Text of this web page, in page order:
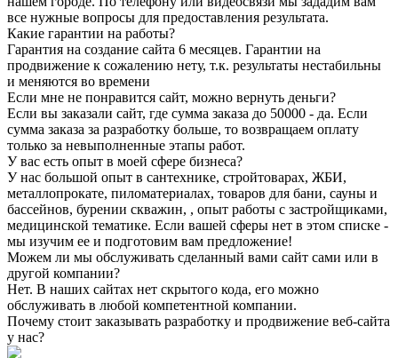
все нужные вопросы для предоставления результата.
Какие гарантии на работы?
Гарантия на создание сайта 6 месяцев. Гарантии на
продвижение к сожалению нету, т.к. результаты нестабильны
и меняются во времени
Если мне не понравится сайт, можно вернуть деньги?
Если вы заказали сайт, где сумма заказа до 50000 - да. Если
сумма заказа за разработку больше, то возвращаем оплату
только за невыполненные этапы работ.
У вас есть опыт в моей сфере бизнеса?
У нас большой опыт в сантехнике, стройтоварах, ЖБИ,
металлопрокате, пиломатериалах, товаров для бани, сауны и
бассейнов, бурении скважин, , опыт работы с застройщиками,
медицинской тематике. Если вашей сферы нет в этом списке -
мы изучим ее и подготовим вам предложение!
Можем ли мы обслуживать сделанный вами сайт сами или в
другой компании?
Нет. В наших сайтах нет скрытого кода, его можно
обслуживать в любой компетентной компании.
Почему стоит заказывать разработку и продвижение веб-сайта
у нас?